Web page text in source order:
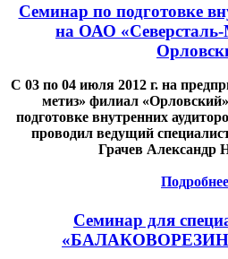
Семинар по подготовке
на ОАО
С 03 по 04 июля 2012 г. на
метиз» филиал
подготовке внутренних
проводил ведущий
Грачев Александр
Семинар для